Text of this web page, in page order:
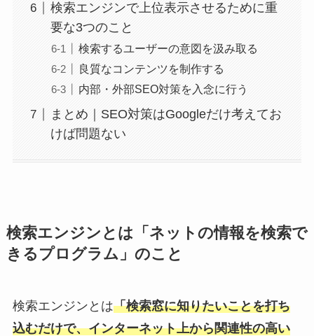
検索エンジンで上位表示させるために重
要な3つのこと
検索するユーザーの意図を汲み取る
良質なコンテンツを制作する
内部・外部SEO対策を入念に行う
まとめ｜SEO対策はGoogleだけ考えてお
けば問題ない
検索エンジンとは「ネットの情報を検索で
きるプログラム」のこと
検索エンジンとは「検索窓に知りたいことを打ち
込むだけで、インターネット上から関連性の高い